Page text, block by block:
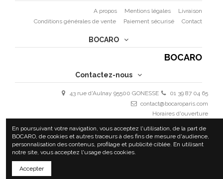
A propos Mentions légales
Livraison
Conditions générales de vente
Paiement sécurisé Contact
BOCARO
BOCARO
Contactez-nous
43 rue d'Aulnay 95500 GONESSE
01 39 87 04 65
contact@bocaroparis.com
Horaires d'ouverture
Samedi 10h - 18h
COPYRIGHT 2020 BOCARO | ALL RIGHTS RESERVED | BY
En poursuivant votre navigation, vous acceptez l'utilisation, de la part de
BOCARO, de cookies et autres traceurs à des fins de mesure d'audience,
personnalisation des contenus, profilage et publicité ciblée. En utilisant
notre site, vous acceptez l'usage des cookies.
Accepter